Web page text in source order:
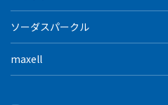
ソーダスパークル
maxell